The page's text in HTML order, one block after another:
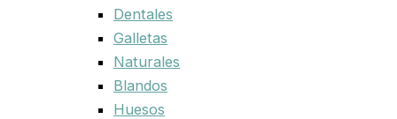
Dentales
Galletas
Naturales
Blandos
Huesos